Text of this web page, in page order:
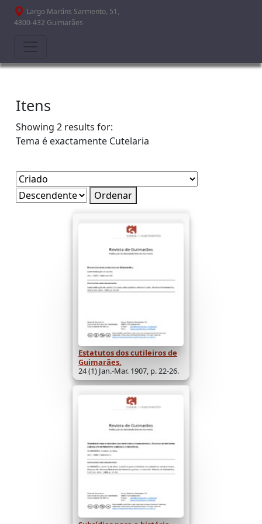
Passar para o conteúdo principal
Largo Martins Sarmento, 51,
4800-432 Guimarães
Itens
Showing 2 results for:
Tema é exactamente Cutelaria
Ordenar
Estatutos dos cutileiros de
Guimarães.
24 (1) Jan.-Mar. 1907, p. 22-26.